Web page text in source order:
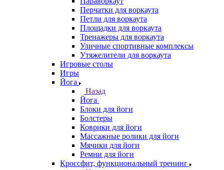
Перчатки для воркаута
Петли для воркаута
Площадки для воркаута
Тренажеры для воркаута
Уличные спортивные комплексы
Утяжелители для воркаута
Игровые столы
Игры
Йога
Назад
Йога
Блоки для йоги
Болстеры
Коврики для йоги
Массажные ролики для йоги
Мячики для йоги
Ремни для йоги
Кроссфит, функциональный тренинг